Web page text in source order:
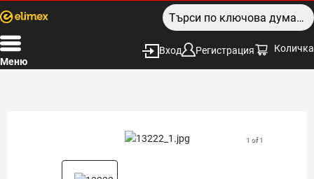
Меню
Вход Регистрация Количка
1 of 1